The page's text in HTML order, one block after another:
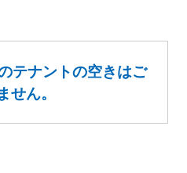
テナントの空きはご
せん。